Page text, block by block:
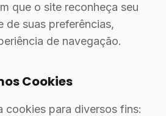
que o site reconheça seu
de suas preferências,
de navegação.
Cookies
cookies para diversos fins: